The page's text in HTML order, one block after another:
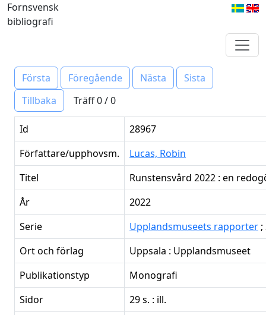
Fornsvensk
bibliografi
Första Föregående Nästa
Sista
Tillbaka
Träff 0 / 0
Id
28967
Författare/upphovsm.
Lucas, Robin
Titel
Runstensvård 2022 : en
År
2022
Serie
Upplandsmuseets rapporter ;
Ort och förlag
Uppsala : Upplandsmuseet
Publikationstyp
Monografi
Sidor
29 s. : ill.